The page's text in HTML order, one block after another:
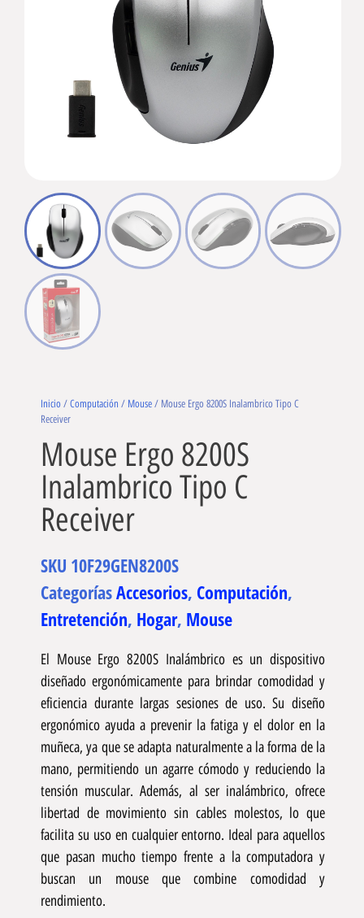
Inicio / Computación / Mouse / Mouse Ergo 8200S Inalambrico Tipo C
Receiver
Mouse Ergo 8200S
Inalambrico Tipo C
Receiver
SKU 10F29GEN8200S
CategoríasAccesorios, Computación,
Entretención, Hogar, Mouse
El Mouse Ergo 8200S Inalámbrico es un dispositivo
diseñado ergonómicamente para brindar comodidad y
eficiencia durante largas sesiones de uso. Su diseño
ergonómico ayuda a prevenir la fatiga y el dolor en la
muñeca, ya que se adapta naturalmente a la forma de la
mano, permitiendo un agarre cómodo y reduciendo la
tensión muscular. Además, al ser inalámbrico, ofrece
libertad de movimiento sin cables molestos, lo que
facilita su uso en cualquier entorno. Ideal para aquellos
que pasan mucho tiempo frente a la computadora y
buscan un mouse que combine comodidad y
rendimiento.